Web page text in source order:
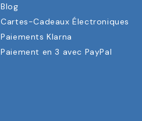
Blog
Cartes-Cadeaux Électroniques
Paiements Klarna
Paiement en 3 avec PayPal